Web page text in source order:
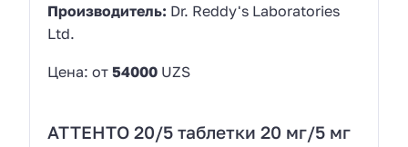
Производитель: Dr. Reddy's Laboratories
Ltd.
Цена: от54000 UZS
АТТЕНТО 20/5 таблетки 20 мг/5 мг